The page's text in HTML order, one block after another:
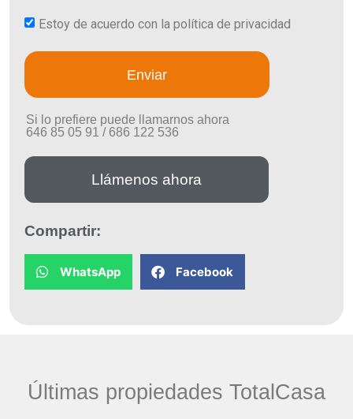
Estoy de acuerdo con la política de privacidad
Enviar
Si lo prefiere puede llamarnos ahora
646 85 05 91 / 686 122 536
Llámenos ahora
Compartir:
WhatsApp Facebook
Últimas propiedades TotalCasa